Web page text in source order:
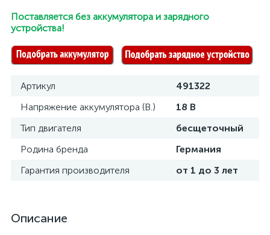
Поставляется без аккумулятора и зарядного
устройства!
Артикул
491322
Напряжение аккумулятора (В.)
18 В
Тип двигателя
бесщеточный
Родина бренда
Германия
Гарантия производителя
от 1 до 3 лет
Описание